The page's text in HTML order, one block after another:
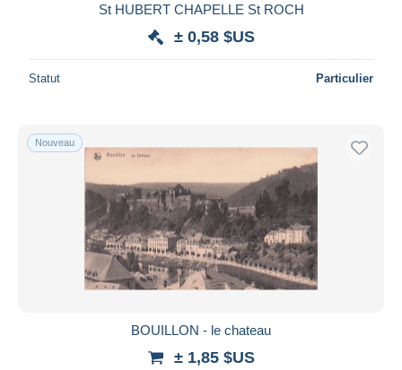
St HUBERT CHAPELLE St ROCH
± 0,58 $US
Statut Particulier
Nouveau
BOUILLON - le chateau
± 1,85 $US